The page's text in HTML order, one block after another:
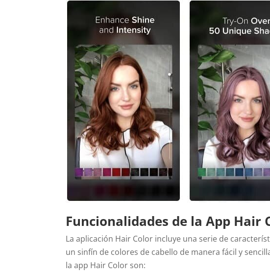
Funcionalidades de la App Hair
La aplicación Hair Color incluye una serie de
un sinfín de colores de cabello de manera fácil y
la app Hair Color son: